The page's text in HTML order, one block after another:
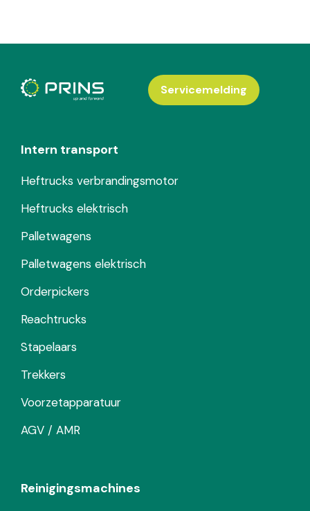
Intern transport
Heftrucks verbrandingsmotor
Heftrucks elektrisch
Palletwagens
Palletwagens elektrisch
Orderpickers
Reachtrucks
Stapelaars
Trekkers
Voorzetapparatuur
AGV / AMR
Reinigingsmachines
Servicemelding